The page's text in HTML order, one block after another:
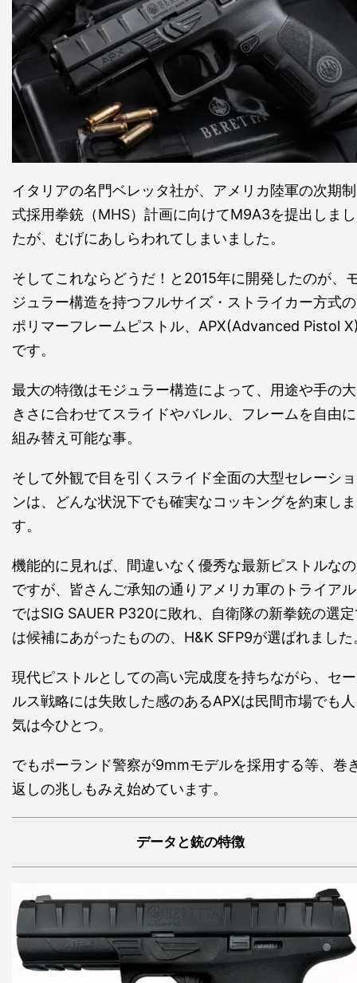
イタリアの名門ベレッタ社が、アメリカ陸軍の次期制
式採用拳銃（MHS）計画に向けてM9A3を提出しまし
たが、むげにあしらわれてしまいました。
そしてこれならどうだ！と2015年に開発したのが、
ジュラー構造を持つフルサイズ・ストライカー方式の
ポリマーフレームピストル、APX(Advanced Pistol
です。
最大の特徴はモジュラー構造によって、用途や手の大
きさに合わせてスライドやバレル、フレームを自由に
組み替え可能な事。
そして外観で目を引くスライド全面の大型セレーショ
ンは、どんな状況下でも確実なコッキングを約束しま
す。
機能的に見れば、間違いなく優秀な最新ピストルなの
ですが、皆さんご承知の通りアメリカ軍のトライアル
ではSIG SAUER P320に敗れ、自衛隊の新拳銃の選
は候補にあがったものの、H&K SFP9が選ばれました
現代ピストルとしての高い完成度を持ちながら、セー
ルス戦略には失敗した感のあるAPXは民間市場でも人
気は今ひとつ。
でもポーランド警察が9mmモデルを採用する等、巻
返しの兆しもみえ始めています。
データと銃の特徴